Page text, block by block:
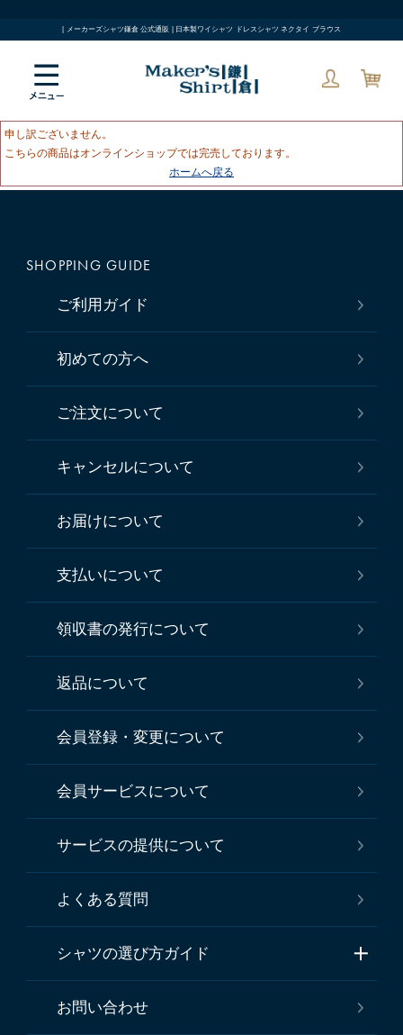
| メーカーズシャツ鎌倉 公式通販 | 日本製ワイシャツ ドレスシャツ ネクタイ ブラウス
申し訳ございません。
こちらの商品はオンラインショップでは完売しております。
ホームへ戻る
SHOPPING GUIDE
ご利用ガイド
初めての方へ
ご注文について
キャンセルについて
お届けについて
支払いについて
領収書の発行について
返品について
会員登録・変更について
会員サービスについて
サービスの提供について
よくある質問
シャツの選び方ガイド
お問い合わせ